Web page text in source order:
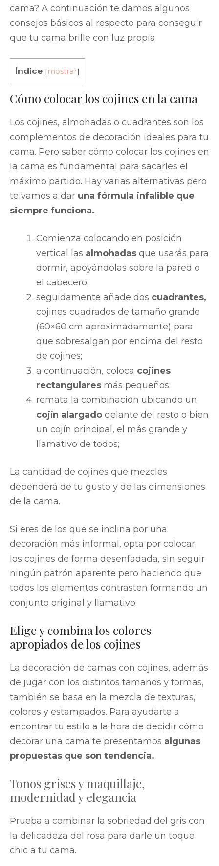
cama? A continuación te damos algunos
consejos básicos al respecto para conseguir
que tu cama brille con luz propia.
Índice [mostrar]
Cómo colocar los cojines en la cama
Los cojines, almohadas o cuadrantes son los
complementos de decoración ideales para tu
cama. Pero saber cómo colocar los cojines en
la cama es fundamental para sacarles el
máximo partido. Hay varias alternativas pero
te vamos a dar una fórmula infalible que
siempre funciona.
Comienza colocando en posición
vertical las almohadas que usarás para
dormir, apoyándolas sobre la pared o
el cabecero;
seguidamente añade dos cuadrantes,
cojines cuadrados de tamaño grande
(60×60 cm aproximadamente) para
que sobresalgan por encima del resto
de cojines;
a continuación, coloca cojines
rectangulares más pequeños;
remata la combinación ubicando un
cojín alargado delante del resto o bien
un cojín principal, el más grande y
llamativo de todos;
La cantidad de cojines que mezcles
dependerá de tu gusto y de las dimensiones
de la cama.
Si eres de los que se inclina por una
decoración más informal, opta por colocar
los cojines de forma desenfadada, sin seguir
ningún patrón aparente pero haciendo que
todos los elementos contrasten formando un
conjunto original y llamativo.
Elige y combina los colores
apropiados de los cojines
La decoración de camas con cojines, además
de jugar con los distintos tamaños y formas,
también se basa en la mezcla de texturas,
colores y estampados. Para ayudarte a
encontrar tu estilo a la hora de decidir cómo
decorar una cama te presentamos algunas
propuestas que son tendencia.
Tonos grises y maquillaje,
modernidad y elegancia
Prueba a combinar la sobriedad del gris con
la delicadeza del rosa para darle un toque
chic a tu cama.